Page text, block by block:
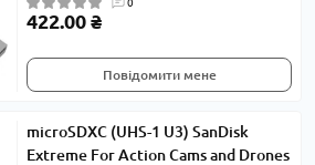
0
422.00 ₴
Повідомити мене
microSDXC (UHS-1 U3) SanDisk
Extreme For Action Cams and Drones